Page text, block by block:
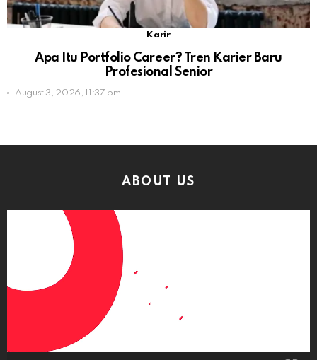
Karir
Apa Itu Portfolio Career? Tren Karier Baru
Profesional Senior
August 3, 2026, 11:37 pm
ABOUT US